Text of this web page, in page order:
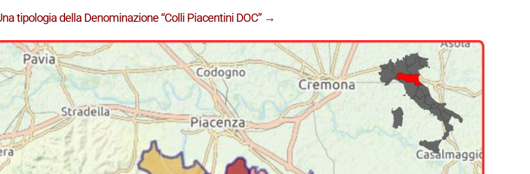
tipologia della Denominazione “Colli Piacentini DOC” →